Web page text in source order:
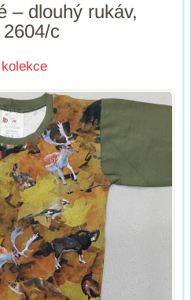
– dlouhý rukáv,
c